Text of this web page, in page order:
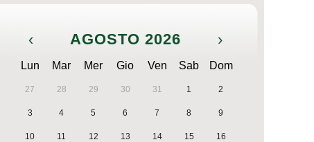
‹ AGOSTO 2026 ›
Lun Mar Mer Gio Ven Sab Dom
27 28 29 30 31 1 2
3 4 5 6 7 8 9
10 11 12 13 14 15 16